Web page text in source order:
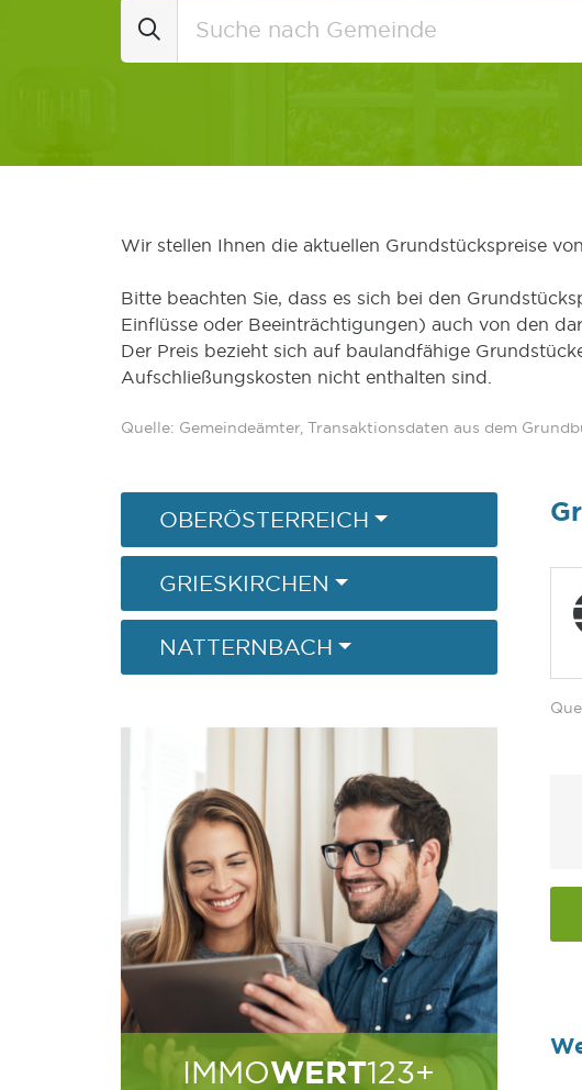
Wir stellen Ihnen die aktuellen Grundstückspreise
Bitte beachten Sie, dass es sich bei den
Einflüsse oder Beeinträchtigungen) auch von den
Der Preis bezieht sich auf baulandfähige
Aufschließungskosten nicht enthalten sind.
Quelle: Gemeindeämter, Transaktionsdaten aus dem
OBERÖSTERREICH
GRIESKIRCHEN
NATTERNBACH
IMMOWERT123+